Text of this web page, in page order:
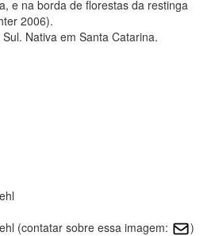
e na borda de florestas da restinga
2006).
Nativa em Santa Catarina.
(contatar sobre essa imagem:
)